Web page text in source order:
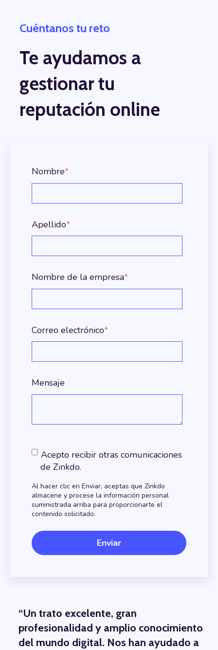
Cuéntanos tu reto
Te ayudamos a
gestionar tu
reputación online
Nombre*
Apellido*
Nombre de la empresa*
Correo electrónico*
Mensaje
Acepto recibir otras comunicaciones
de Zinkdo.
Al hacer clic en Enviar, aceptas que Zinkdo
almacene y procese la información personal
suministrada arriba para proporcionarte el
contenido solicitado.
“Un trato excelente, gran
profesionalidad y amplio conocimiento
del mundo digital. Nos han ayudado a